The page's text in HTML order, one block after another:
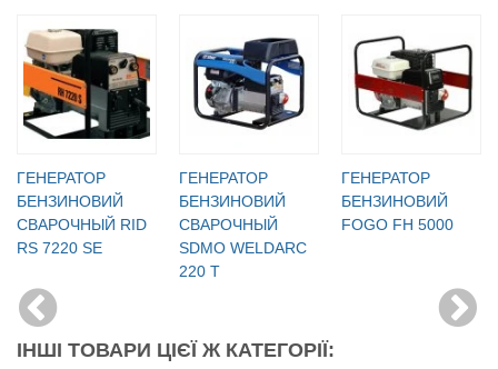
ГЕНЕРАТОР
БЕНЗИНОВИЙ
СВАРОЧНЫЙ RID
RS 7220 SE
ГЕНЕРАТОР
БЕНЗИНОВИЙ
СВАРОЧНЫЙ
SDMO WELDARC
220 T
ГЕНЕРАТОР
БЕНЗИНОВИЙ
FOGO FH 5000
ІНШІ ТОВАРИ ЦІЄЇ Ж КАТЕГОРІЇ: